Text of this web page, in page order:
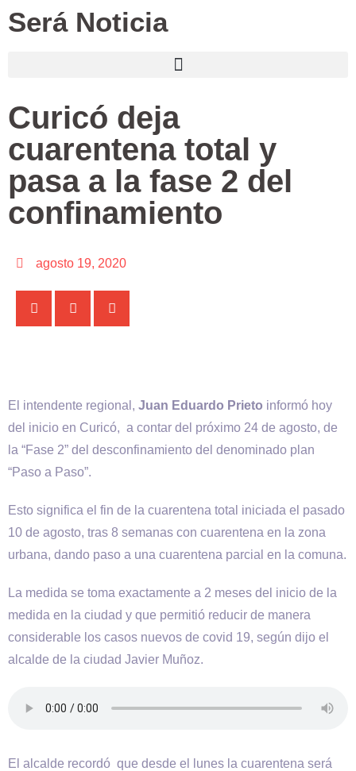
Será Noticia
Curicó deja
cuarentena total y
pasa a la fase 2 del
confinamiento
agosto 19, 2020
El intendente regional, Juan Eduardo Prieto informó hoy
del inicio en Curicó, a contar del próximo 24 de agosto, de
la “Fase 2” del desconfinamiento del denominado plan
“Paso a Paso”.
Esto significa el fin de la cuarentena total iniciada el pasado
10 de agosto, tras 8 semanas con cuarentena en la zona
urbana, dando paso a una cuarentena parcial en la comuna.
La medida se toma exactamente a 2 meses del inicio de la
medida en la ciudad y que permitió reducir de manera
considerable los casos nuevos de covid 19, según dijo el
alcalde de la ciudad Javier Muñoz.
El alcalde recordó que desde el lunes la cuarentena será